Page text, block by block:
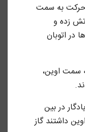
حرکت به سمت
زده‌ و
در اتوبان
سمت اوین،
در بین
داشتند گاز